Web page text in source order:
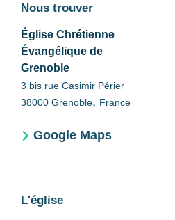
Nous trouver
Église Chrétienne
Évangélique de
Grenoble
3 bis rue Casimir Périer
38000 Grenoble, France
Google Maps
L'église